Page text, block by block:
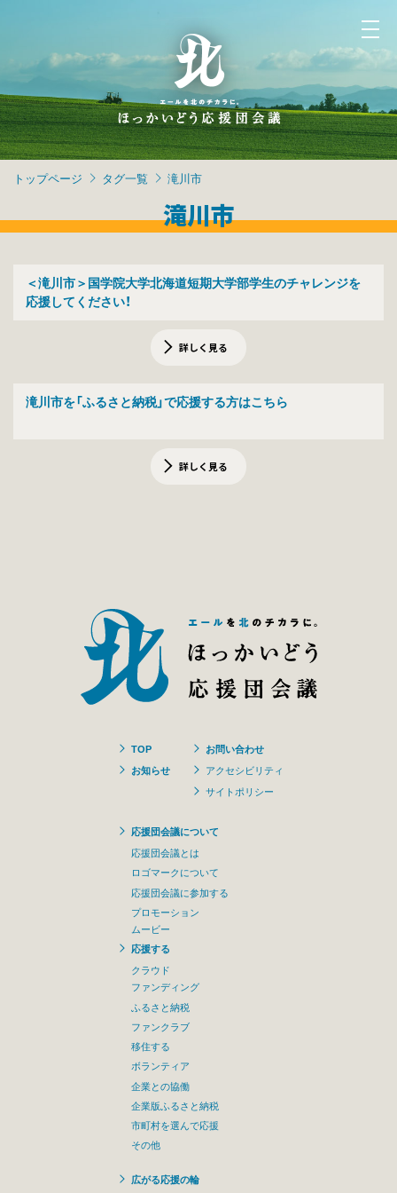
トップページ タグ一覧 滝川市
滝川市
＜滝川市＞国学院大学北海道短期大学部学生のチャレンジを
応援してください！
詳しく見る
滝川市を「ふるさと納税」で応援する方はこちら
詳しく見る
TOP
お知らせ
お問い合わせ
アクセシビリティ
サイトポリシー
応援団会議について
応援団会議とは
ロゴマークについて
応援団会議に参加する
プロモーション
ムービー
応援する
クラウド
ファンディング
ふるさと納税
ファンクラブ
移住する
ボランティア
企業との協働
企業版ふるさと納税
市町村を選んで応援
その他
広がる応援の輪